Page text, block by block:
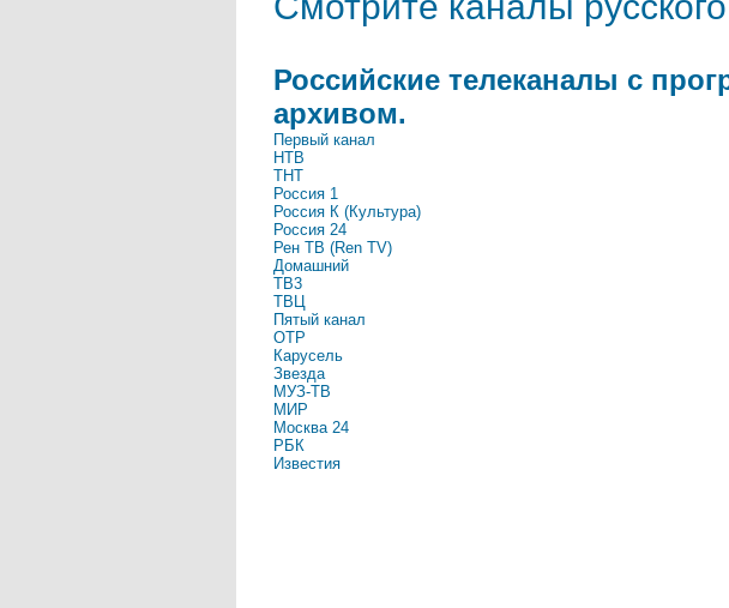
Российские телеканалы с
архивом.
Первый канал
НТВ
ТНТ
Россия 1
Россия К (Культура)
Россия 24
Рен ТВ (Ren TV)
Домашний
ТВ3
ТВЦ
Пятый канал
ОТР
Карусель
Звезда
МУЗ-ТВ
МИР
Москва 24
РБК
Известия